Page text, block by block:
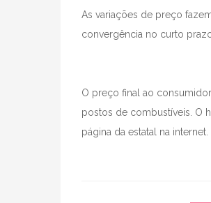
As variações de preço
convergência no curto
O preço final ao
postos de combustíveis. O
página da estatal na internet.